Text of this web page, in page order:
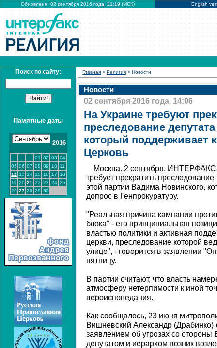
Обновлено: 02 сентября 2016 года, 21:19 (МСК) English
Поиск по сайту:
Памятные даты
2016
01 02 03 04
05 06 07 08 09 10
11
12 13 14 15 16 17
18
19 20 21 22 23 24 25
26 27 28 29 30
Главная > Религия > Новости
Новости
02 сентября 2016 года, 14:06
На Украине требуют
преследование
который поддерживает
Церковь
Москва. 2 сентября. ИНТЕРФАКС
требует прекратить
этой партии Вадима Новинского,
допрос в Генпрокуратуру.
"Реальная причина кампании
блока" - его принципиальная
властью политики и активная
церкви, преследование которой
улице", - говорится в заявлении
пятницу.
В партии считают, что власть
атмосферу нетерпимости к иной
вероисповедания.
Как сообщалось, 23 июня
Вишневский Александр (Драбинко)
заявлением об угрозах со
депутатом и иерархом возник